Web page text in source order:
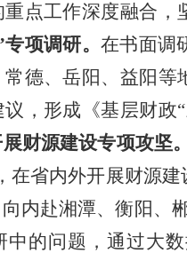
点工作深度融合
项调研。 在书面调
德、岳阳、益阳
，形成《基层财
财源建设专项攻坚
在省内外开展财源
内赴湘潭、衡阳、
中的问题，通过大